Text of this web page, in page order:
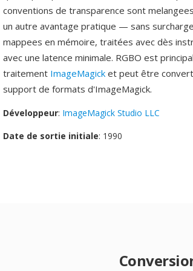
conventions de transparence sont
un autre avantage pratique — sans
mappees en mémoire, traitées avec dès
avec une latence minimale. RGBO est
traitement ImageMagick et peut être
support de formats d'ImageMagick.
Développeur: ImageMagick Studio LLC
Date de sortie initiale: 1990